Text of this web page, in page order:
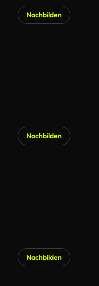
Nachbilden
Nachbilden
Nachbilden